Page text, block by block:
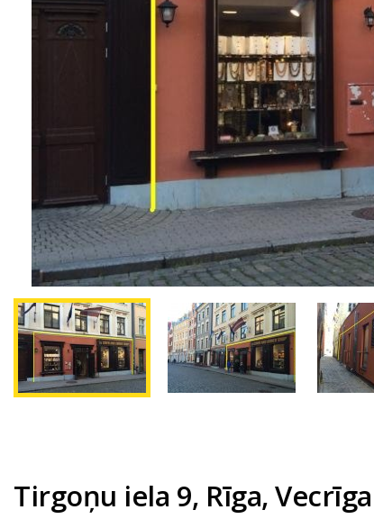
Tirgoņu iela 9, Rīga, Vecrīga